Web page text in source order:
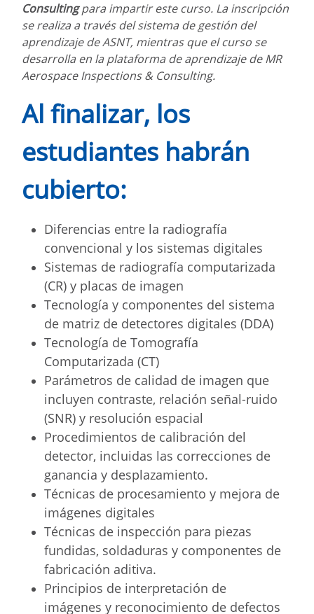
Consultingpara impartir este curso. La inscripción
se realiza a través del sistema de gestión del
aprendizaje de ASNT, mientras que el curso se
desarrolla en la plataforma de aprendizaje de MR
Aerospace Inspections & Consulting.
Al finalizar, los
estudiantes habrán
cubierto:
Diferencias entre la radiografía
convencional y los sistemas digitales
Sistemas de radiografía computarizada
(CR) y placas de imagen
Tecnología y componentes del sistema
de matriz de detectores digitales (DDA)
Tecnología de Tomografía
Computarizada (CT)
Parámetros de calidad de imagen que
incluyen contraste, relación señal-ruido
(SNR) y resolución espacial
Procedimientos de calibración del
detector, incluidas las correcciones de
ganancia y desplazamiento.
Técnicas de procesamiento y mejora de
imágenes digitales
Técnicas de inspección para piezas
fundidas, soldaduras y componentes de
fabricación aditiva.
Principios de interpretación de
imágenes y reconocimiento de defectos